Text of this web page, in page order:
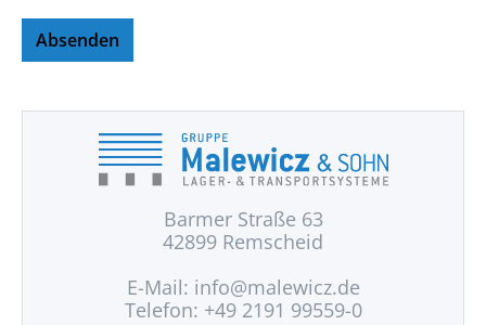
Absenden
Barmer Straße 63
42899 Remscheid
E-Mail: info@malewicz.de
Telefon: +49 2191 99559-0